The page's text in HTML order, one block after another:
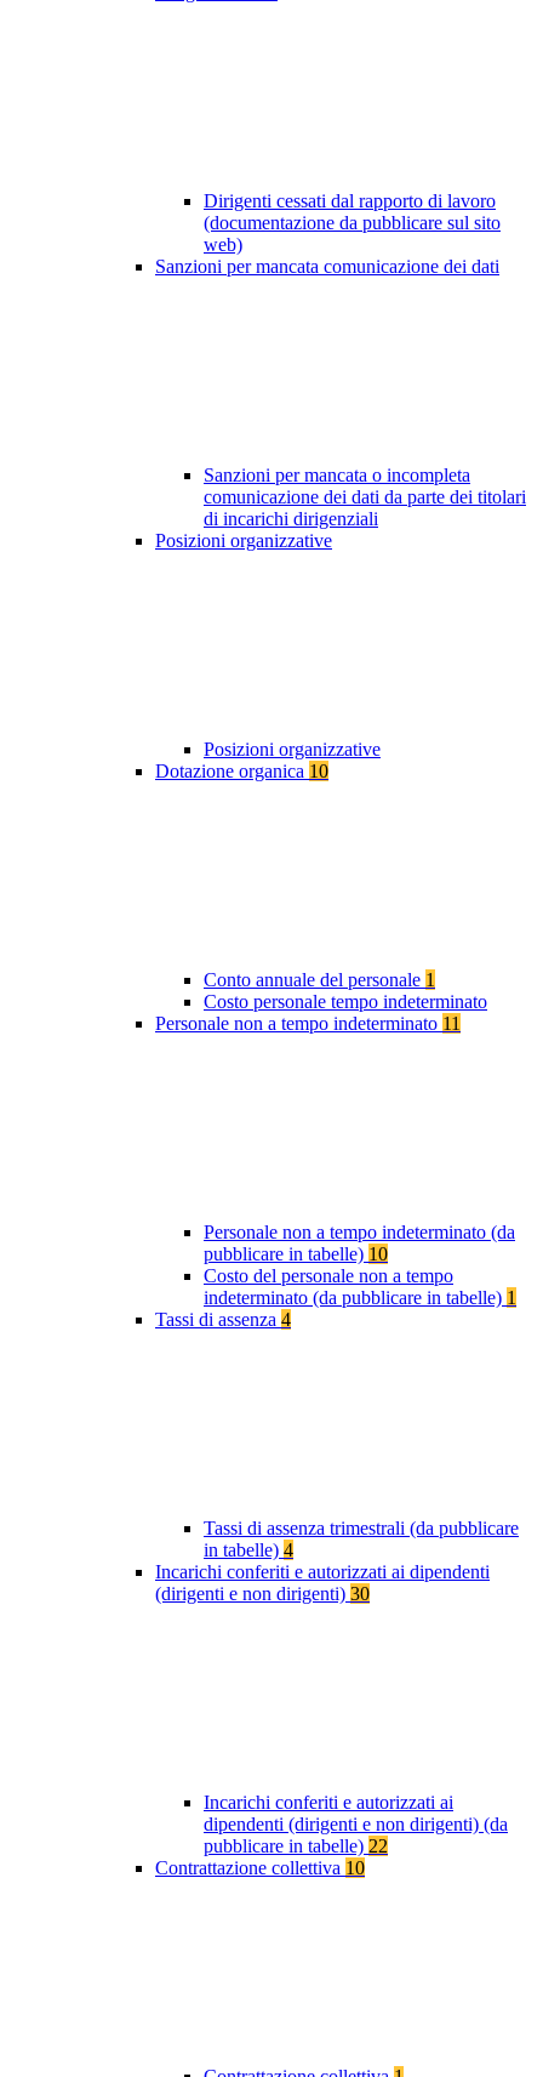
Dirigenti cessati dal rapporto di lavoro
(documentazione da pubblicare sul sito
web)
Sanzioni per mancata comunicazione dei dati
Sanzioni per mancata o incompleta
comunicazione dei dati da parte dei titolari
di incarichi dirigenziali
Posizioni organizzative
Posizioni organizzative
Dotazione organica 10
Conto annuale del personale 1
Costo personale tempo indeterminato
Personale non a tempo indeterminato 11
Personale non a tempo indeterminato (da
pubblicare in tabelle) 10
Costo del personale non a tempo
indeterminato (da pubblicare in tabelle) 1
Tassi di assenza 4
Tassi di assenza trimestrali (da pubblicare
in tabelle) 4
Incarichi conferiti e autorizzati ai dipendenti
(dirigenti e non dirigenti) 30
Incarichi conferiti e autorizzati ai
dipendenti (dirigenti e non dirigenti) (da
pubblicare in tabelle) 22
Contrattazione collettiva 10